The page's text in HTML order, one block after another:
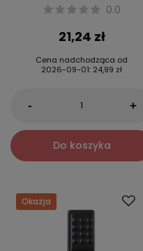
0.0
21,24 zł
Cena nadchodząca od
2026-09-01: 24,99 zł
- +
Do koszyka
Okazja